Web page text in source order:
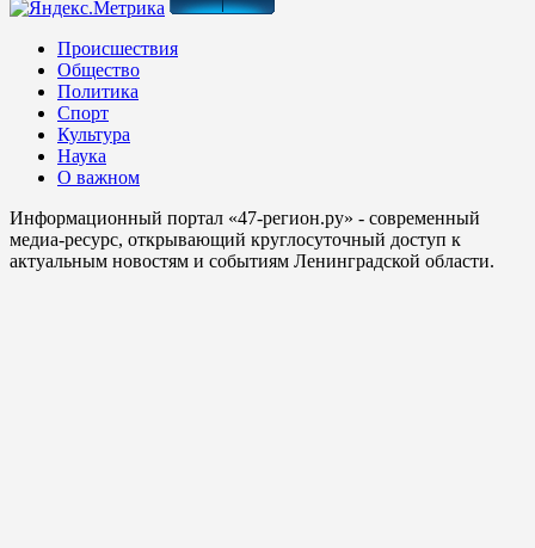
Происшествия
Общество
Политика
Спорт
Культура
Наука
О важном
Информационный портал «47-регион.ру» - современный
медиа-ресурс, открывающий круглосуточный доступ к
актуальным новостям и событиям Ленинградской области.